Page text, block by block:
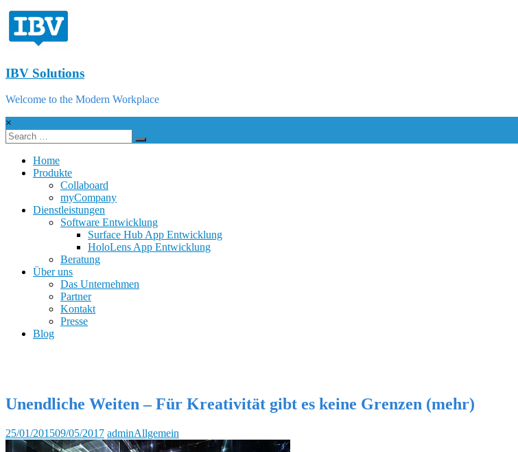
IBV Solutions
Welcome to the Modern Workplace
×
Home
Produkte
Collaboard
myCompany
Dienstleistungen
Software Entwicklung
Surface Hub App Entwicklung
HoloLens App Entwicklung
Beratung
Über uns
Das Unternehmen
Partner
Kontakt
Presse
Blog
Unendliche Weiten – Für Kreativität gibt es keine Grenzen (mehr)
25/01/201509/05/2017 adminAllgemein